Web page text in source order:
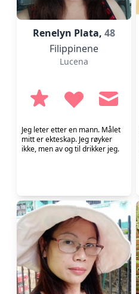
Renelyn Plata, 48
Filippinene
Lucena
Jeg leter etter en mann. Målet
mitt er ekteskap. Jeg røyker
ikke, men av og til drikker jeg.